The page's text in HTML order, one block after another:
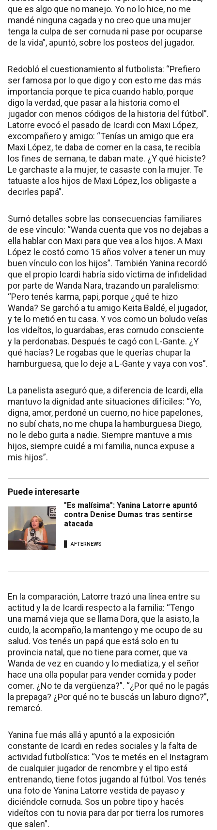
que es algo que no manejo. Yo no lo hice, no me
mandé ninguna cagada y no creo que una mujer
tenga la culpa de ser cornuda ni pase por ocuparse
de la vida”, apuntó, sobre los posteos del jugador.
Redobló el cuestionamiento al futbolista: “Prefiero
ser famosa por lo que digo y con esto me das más
importancia porque te pica cuando hablo, porque
digo la verdad, que pasar a la historia como el
jugador con menos códigos de la historia del fútbol”.
Latorre evocó el pasado de Icardi con Maxi López,
excompañero y amigo: “Tenías un amigo que era
Maxi López, te daba de comer en la casa, te recibía
los fines de semana, te daban mate. ¿Y qué hiciste?
Le garchaste a la mujer, te casaste con la mujer. Te
tatuaste a los hijos de Maxi López, los obligaste a
decirles papá”.
Sumó detalles sobre las consecuencias familiares
de ese vínculo: “Wanda cuenta que vos no dejabas a
ella hablar con Maxi para que vea a los hijos. A Maxi
López le costó como 15 años volver a tener un muy
buen vínculo con los hijos”. También Yanina recordó
que el propio Icardi habría sido víctima de infidelidad
por parte de Wanda Nara, trazando un paralelismo:
“Pero tenés karma, papi, porque ¿qué te hizo
Wanda? Se garchó a tu amigo Keita Baldé, el jugador,
y te lo metió en tu casa. Y vos como un boludo veías
los videítos, lo guardabas, eras cornudo consciente
y la perdonabas. Después te cagó con L-Gante. ¿Y
qué hacías? Le rogabas que le querías chupar la
hamburguesa, que lo deje a L-Gante y vaya con vos”.
La panelista aseguró que, a diferencia de Icardi, ella
mantuvo la dignidad ante situaciones difíciles: “Yo,
digna, amor, perdoné un cuerno, no hice papelones,
no subí chats, no me chupa la hamburguesa Diego,
no le debo guita a nadie. Siempre mantuve a mis
hijos, siempre cuidé a mi familia, nunca expuse a
mis hijos”.
Puede interesarte
"Es malísima": Yanina Latorre apuntó
contra Denise Dumas tras sentirse
atacada
AFTERNEWS
En la comparación, Latorre trazó una línea entre su
actitud y la de Icardi respecto a la familia: “Tengo
una mamá vieja que se llama Dora, que la asisto, la
cuido, la acompaño, la mantengo y me ocupo de su
salud. Vos tenés un papá que está solo en tu
provincia natal, que no tiene para comer, que va
Wanda de vez en cuando y lo mediatiza, y el señor
hace una olla popular para vender comida y poder
comer. ¿No te da vergüenza?”. “¿Por qué no le pagás
la prepaga? ¿Por qué no te buscás un laburo digno?”,
remarcó.
Yanina fue más allá y apuntó a la exposición
constante de Icardi en redes sociales y la falta de
actividad futbolística: “Vos te metés en el Instagram
de cualquier jugador de renombre y el tipo está
entrenando, tiene fotos jugando al fútbol. Vos tenés
una foto de Yanina Latorre vestida de payaso y
diciéndole cornuda. Sos un pobre tipo y hacés
videítos con tu novia para dar por tierra los rumores
que salen”.